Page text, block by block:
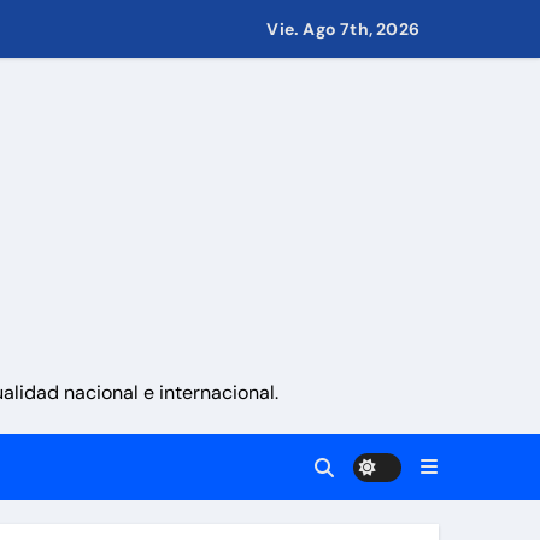
6 de agosto 2026
Vie. Ago 7th, 2026
nacional e internacional.